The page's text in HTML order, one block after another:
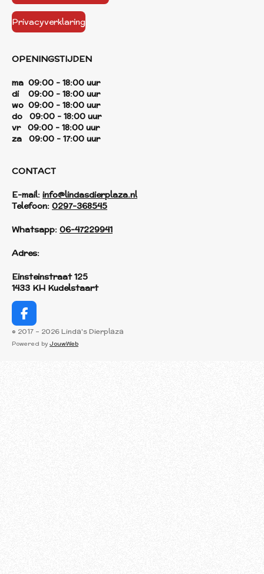
Privacyverklaring
OPENINGSTIJDEN
ma 09:00 - 18:00 uur
di 09:00 - 18:00 uur
wo 09:00 - 18:00 uur
do 09:00 - 18:00 uur
vr 09:00 - 18:00 uur
za 09:00 - 17:00 uur
CONTACT
E-mail: info@lindasdierplaza.nl
Telefoon: 0297-368545
Whatsapp: 06-47229941
Adres:
Einsteinstraat 125
1433 KH Kudelstaart
F
a
c
© 2017 - 2026 Linda's Dierplaza
Powered by JouwWeb